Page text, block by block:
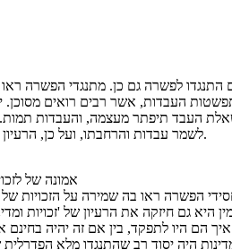
התנגדו לפשרה גם כן. מתנגדי הפשרה
העבדות, אשר רבים רואים מסוכן.
העבד תיפתר מעצמה, והעבדות
לשמר עבדות והרחבתו, ועל כן, הרעיון כי העבדות הייתה מקובלת.
אמונה של
הפשרה ראו בה שמירה על הזכויות
היא גם חיזקה את הרעיון של 'זכויות
איך הם היו לתפקד, בין אם זה יהיה בחינם
היה יסוד רב שהתנגדו מלא